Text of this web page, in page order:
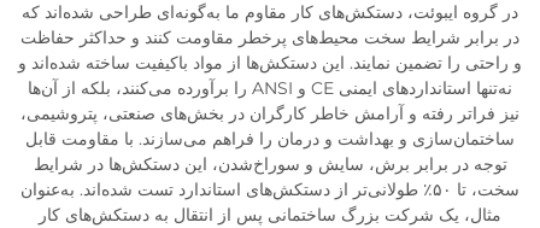
در گروه ایبوئت، دستکش‌های کار مقاوم ما به‌گونه‌ای طراحی شده‌اند که
در برابر شرایط سخت محیط‌های پرخطر مقاومت کنند و حداکثر حفاظت
و راحتی را تضمین نمایند. این دستکش‌ها از مواد باکیفیت ساخته شده‌اند و
نه‌تنها استانداردهای ایمنی CE و ANSI را برآورده می‌کنند، بلکه از آن‌ها
نیز فراتر رفته و آرامش خاطر کارگران در بخش‌های صنعتی، پتروشیمی،
ساختمان‌سازی و بهداشت و درمان را فراهم می‌سازند. با مقاومت قابل
توجه در برابر برش، سایش و سوراخ‌شدن، این دستکش‌ها در شرایط
سخت، تا ۵۰٪ طولانی‌تر از دستکش‌های استاندارد تست شده‌اند. به‌عنوان
مثال، یک شرکت بزرگ ساختمانی پس از انتقال به دستکش‌های کار